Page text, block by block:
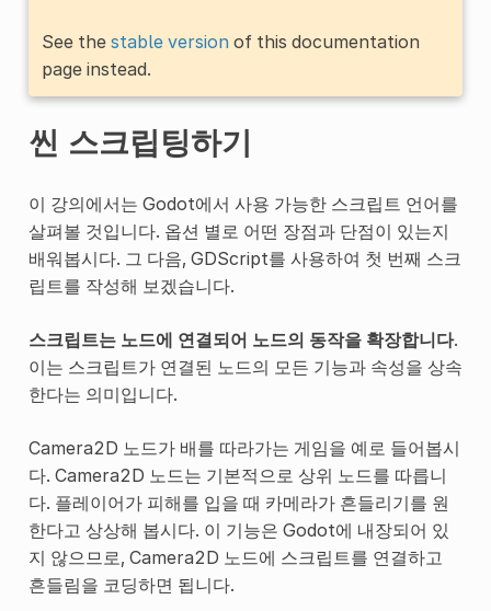
See the stable versionof this documentation
page instead.
씬 스크립팅하기
이 강의에서는 Godot에서 사용 가능한 스크립트 언어를
살펴볼 것입니다. 옵션 별로 어떤 장점과 단점이 있는지
배워봅시다. 그 다음, GDScript를 사용하여 첫 번째 스크
립트를 작성해 보겠습니다.
스크립트는 노드에 연결되어 노드의 동작을 확장합니다.
이는 스크립트가 연결된 노드의 모든 기능과 속성을 상속
한다는 의미입니다.
Camera2D 노드가 배를 따라가는 게임을 예로 들어봅시
다. Camera2D 노드는 기본적으로 상위 노드를 따릅니
다. 플레이어가 피해를 입을 때 카메라가 흔들리기를 원
한다고 상상해 봅시다. 이 기능은 Godot에 내장되어 있
지 않으므로, Camera2D 노드에 스크립트를 연결하고
흔들림을 코딩하면 됩니다.